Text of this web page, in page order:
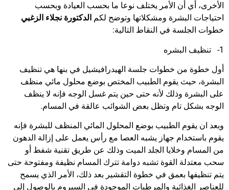
الأخرى، أي أن الأمر يختلف نوعا ما بحسب العيادة وبحسب
احتياجات البشرة ومشكلاتها وتوضح لكم الدكتورة نجلاء الزغبي
خطوات الجلسة في النقاط التالية:
1- تنظيف البشره
أول خطوة من خطوات جلسة الهيدرافيشيل في بنها هي تنظيف
البشرة، حيث يقوم الطبيب المختص بوضع محلول مائي منظف
على البشرة وذلك لأنه حتى حين يتم غسل الوجه فإنه لا ينظف
الوجه بشكل تام وتظل بعض الشوائب عالقة في المسام.
وبعد ان يقوم الطبيب بوضع المحلول المائي المنظف للبشرة فإنه
يقوم باستخدام جهاز يشبه العصا مع رأس يعمل على إزالة الدهون
من المسام وخلايا الجلد الميت وذلك عن طريق تقنية شفط أو
سحب معتدلة القوة تشبه دوامة تترك المسام نظيفة ومفتوحة حتى
يتم تنظيفها بعمق في خطوة التقشير بعد ذلك، الأمر الذي يسمح
للعناصر الغذائية والمرطبات الموجودة في السيروم بالوصول إلى